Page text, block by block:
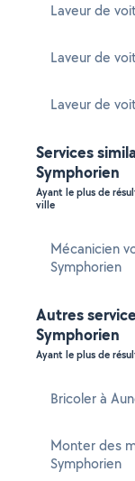
Laveur de
Laveur de
Laveur de
Services
Symphorien
Ayant le plus de
ville
Mécanicien
Symphorien
Autres
Symphorien
Ayant le plus de
Bricoler à
Monter des
Symphorien